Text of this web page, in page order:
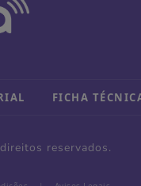
FICHA
reservados.